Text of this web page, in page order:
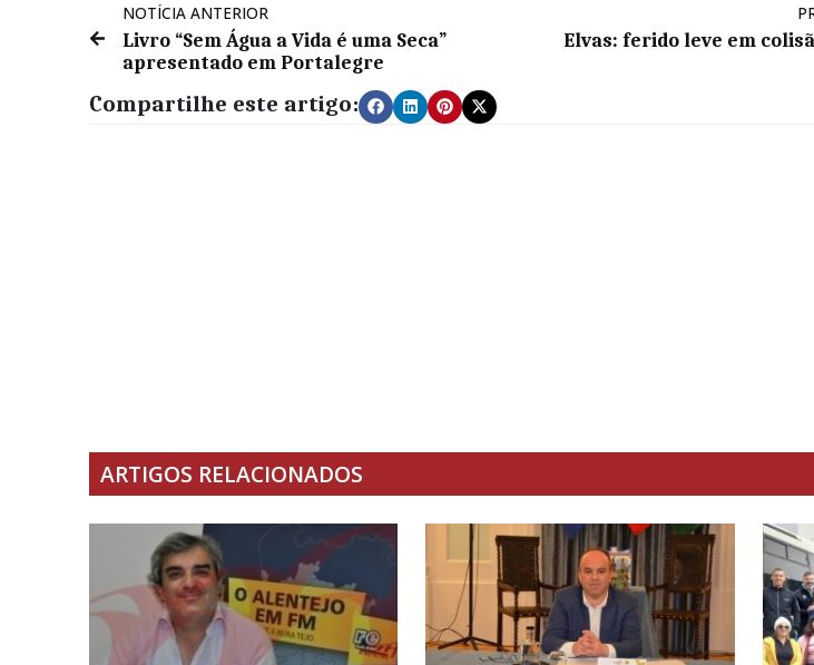
NOTÍCIA ANTERIOR
Livro “Sem Água a Vida é uma Seca”
apresentado em Portalegre
Elvas: ferido leve em
Compartilhe este artigo:
ARTIGOS RELACIONADOS